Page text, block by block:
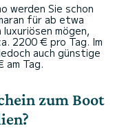
werden Sie schon
für ab etwa
luxuriösen mögen,
2200 € pro Tag. Im
auch günstige
Tag.
zum Boot